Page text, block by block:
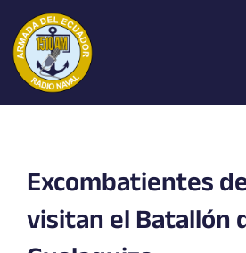
contenido
Excombatientes
visitan el Batallón